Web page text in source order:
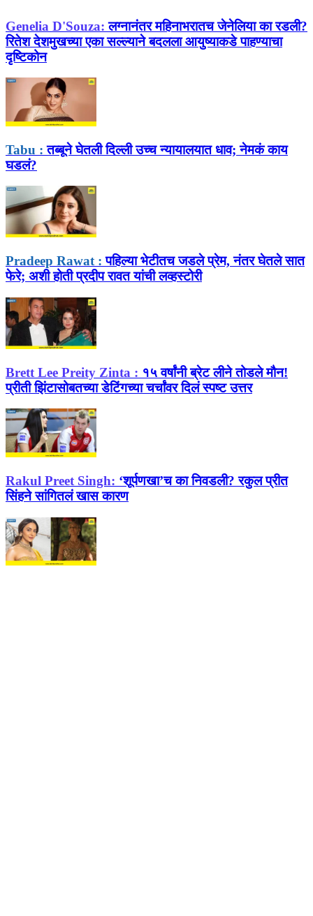
Genelia D'Souza: लग्नानंतर महिनाभरातच जेनेलिया का रडली?
रितेश देशमुखच्या एका सल्ल्याने बदलला आयुष्याकडे पाहण्याचा
दृष्टिकोन
Tabu : तब्बूने घेतली दिल्ली उच्च न्यायालयात धाव; नेमकं काय
घडलं?
Pradeep Rawat : पहिल्या भेटीतच जडले प्रेम, नंतर घेतले सात
फेरे; अशी होती प्रदीप रावत यांची लव्हस्टोरी
Brett Lee Preity Zinta : १५ वर्षांनी ब्रेट लीने तोडले मौन!
प्रीती झिंटासोबतच्या डेटिंगच्या चर्चांवर दिलं स्पष्ट उत्तर
Rakul Preet Singh: ‘शूर्पणखा’च का निवडली? रकुल प्रीत
सिंहने सांगितलं खास कारण